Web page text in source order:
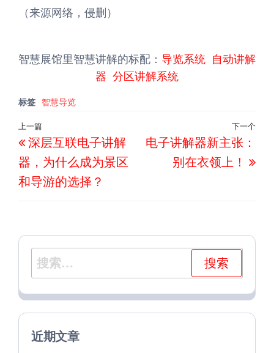
（来源网络，侵删）
智慧展馆里智慧讲解的标配： 导览系统 自动讲解
器 分区讲解系统
标签 智慧导览
文
章
导
航
上
一
篇
文
上一篇
深层互联电子讲解
器，为什么成为景区
和导游的选择？
下
下一个
电子讲解器新主张：
别在衣领上！
搜
索：
近期文章